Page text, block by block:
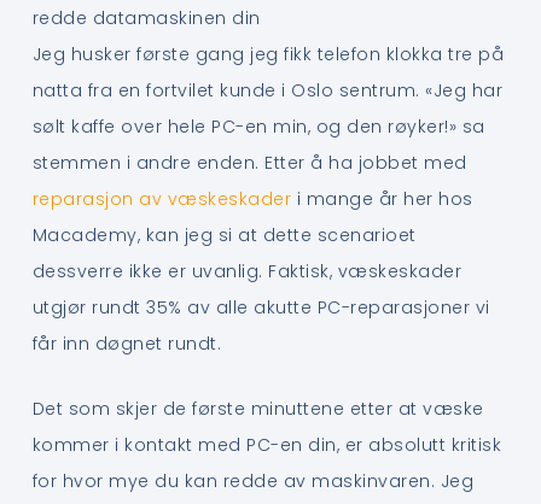
redde datamaskinen din
Jeg husker første gang jeg fikk telefon klokka tre på
natta fra en fortvilet kunde i Oslo sentrum. «Jeg har
sølt kaffe over hele PC-en min, og den røyker!» sa
stemmen i andre enden. Etter å ha jobbet med
reparasjon av væskeskader i mange år her hos
Macademy, kan jeg si at dette scenarioet
dessverre ikke er uvanlig. Faktisk, væskeskader
utgjør rundt 35% av alle akutte PC-reparasjoner vi
får inn døgnet rundt.
Det som skjer de første minuttene etter at væske
kommer i kontakt med PC-en din, er absolutt kritisk
for hvor mye du kan redde av maskinvaren. Jeg